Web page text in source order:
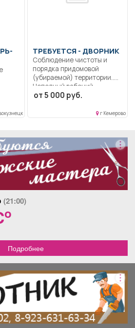
ТРЕБУЕТСЯ - ДВОРНИК
Соблюдение чистоты и
порядка придомовой
(убираемой) территории..
Неполный рабочий...
от 5 000 руб.
г Кемерово
(21:00)
o
Подробнее